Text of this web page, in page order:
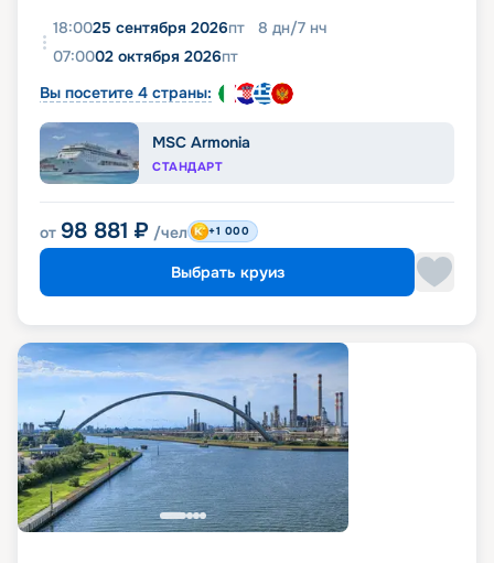
18:0025 сентября 2026пт 8 дн/7 нч
07:0002 октября 2026пт
Вы посетите 4 страны:
MSC Armonia
СТАНДАРТ
от 98 881 ₽ /чел +1 000
Выбрать круиз